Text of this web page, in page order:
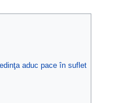
aduc pace în suflet